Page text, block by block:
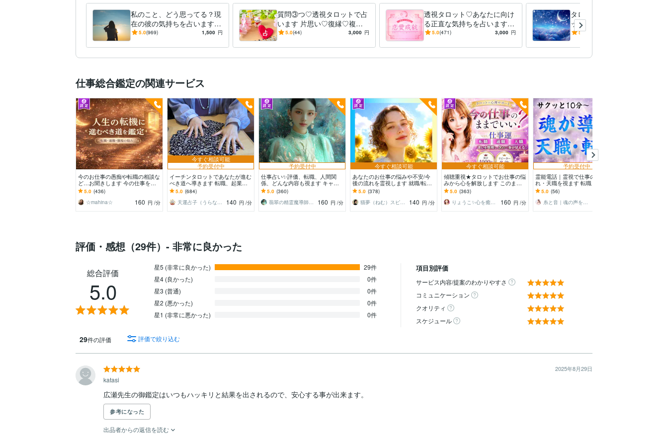
私のこと、どう思ってる？現
在の彼の気持ちを占います
透視タロット♡彼の気持ち♡
5.0(969) 1,500 円
質問③つ♡透視タロットで占
います 片思い♡復縁♡複雑
な恋愛♡仕事⭐️育児⭐️金運、
5.0(44) 3,000 円
透視タロット♡あなたに向け
る正直な気持ちを占います
彼の気持ち♡今後の流れ、恋
5.0(471) 3,000 円
タロット＋夢占い♡必要なメ
ッセージを読み解きます 夢
占いと透視タロット♡夢の真
5.0
仕事総合鑑定の関連サービス
今のお仕事の愚痴や転職の相談な
ど…お聞きします 今の仕事を辞
めて転職したら…どんな仕事が向
く？ご相談ください
5.0 (436)
☆mahina☆
160 円 /分
今すぐ相談可能
予約受付中
イーチンタロットであなたが進む
べき道へ導きます 転職、起業、
副業、職場の人間関係、より良い
未来へお導きします
5.0 (684)
天運占子（うらなこ）
140 円 /分
予約受付中
仕事占い✨評価、転職、人間関
係、どんな内容も視ます キャリ
アのお悩みを高次の視点から読み
解く深層リーディング✨
5.0 (360)
翡翠の精霊魔導師✧叶花Kyoka
160 円 /分
今すぐ相談可能
あなたのお仕事の悩みや不安/今
後の流れを霊視します 就職/転職/
適職/天職/職場の人間関係の流れ
を丁寧に視ます
5.0 (378)
猫夢（ねむ）スピリチュアルカウンセラー
140 円 /分
今すぐ相談可能
傾聴重視★タロットでお仕事の悩
みから心を解放します このまま
でいい？迷いから脱却✨転職・適
職・天職｜心理サポート
5.0 (363)
りょうこ✨心を癒し現実を動かすセラピスト
160 円 /分
予約受付中
霊能電話｜霊視で仕事の現状・流
れ・天職を視ます 転職・天職・
人間関係。絡まった現状を解き、
運命を好転へ
5.0 (56)
糸と音｜魂の声を届ける姉妹【霊能鑑定師】
評価・感想（29件）- 非常に良かった
総合評価
5.0
星5 (非常に良かった)
29件
星4 (良かった)
0件
星3 (普通)
0件
星2 (悪かった)
0件
星1 (非常に悪かった)
0件
項目別評価
サービス内容/提案のわかりやすさ
コミュニケーション
クオリティ
スケジュール
29件の評価 評価で絞り込む
2025年8月29日
katasi
広瀬先生の御鑑定はいつもハッキリと結果を出されるので、安心する事が出来ます。
参考になった
出品者からの返信を読む